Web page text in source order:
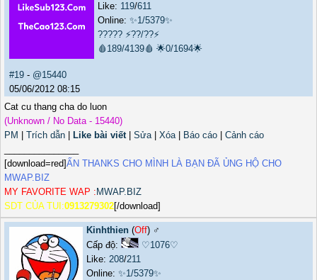
Like: 119/611
Online: ✨1/5379✨
????? ⚡??/??⚡
🩸189/4139🩸 🌟0/1694🌟
#19 - @15440
05/06/2012 08:15
Cat cu thang cha do luon
(Unknown / No Data - 15440)
PM
Trích dẫn Like bài viết| Sửa| Xóa| Báo cáo
Cảnh cáo
[download=red]ẤN THANKS CHO MÌNH LÀ BẠN ĐÃ ỦNG HỘ CHO
MWAP.BIZ
MY FAVORITE WAP : MWAP.BIZ
SDT CỦA TUI:0913279302[/download]
Kinhthien(Off) ♂️
Cấp độ:
♡1076♡
Like: 208/211
Online: ✨1/5379✨